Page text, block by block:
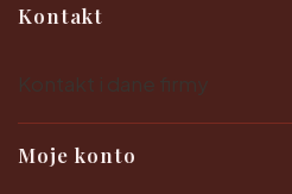
Kontakt
Moje konto